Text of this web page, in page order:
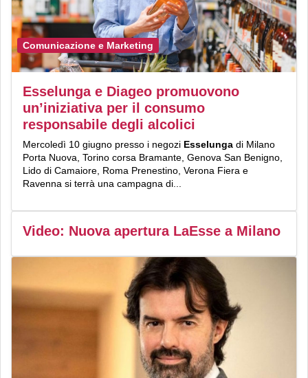
Comunicazione e Marketing
Esselunga e Diageo promuovono
un’iniziativa per il consumo
responsabile degli alcolici
Mercoledì 10 giugno presso i negozi Esselunga di Milano
Porta Nuova, Torino corsa Bramante, Genova San Benigno,
Lido di Camaiore, Roma Prenestino, Verona Fiera e
Ravenna si terrà una campagna di...
Video: Nuova apertura LaEsse a Milano